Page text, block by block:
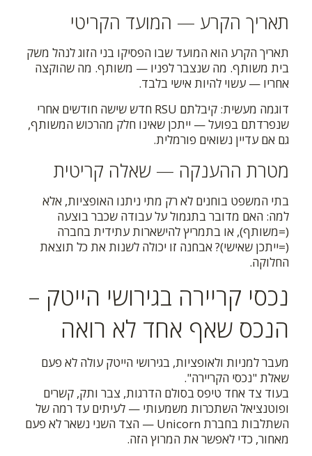
תאריך הקרע — המועד הקריטי
תאריך הקרע הוא המועד שבו הפסיקו בני הזוג לנהל משק
בית משותף. מה שנצבר לפניו — משותף. מה שהוקצה
אחריו — עשוי להיות אישי בלבד.
דוגמה מעשית: קיבלתם RSU חדש שישה חודשים אחרי
שנפרדתם בפועל — ייתכן שאינו חלק מהרכוש המשותף,
גם אם עדיין נשואים פורמלית.
מטרת ההענקה — שאלה קריטית
בתי המשפט בוחנים לא רק מתי ניתנו האופציות, אלא
למה: האם מדובר בתגמול על עבודה שכבר בוצעה
(=משותף), או בתמריץ להישארות עתידית בחברה
(=ייתכן שאישי)? אבחנה זו יכולה לשנות את כל תוצאת
החלוקה.
נכסי קריירה בגירושי הייטק –
הנכס שאף אחד לא רואה
מעבר למניות ולאופציות, בגירושי הייטק עולה לא פעם
שאלת "נכסי הקריירה".
בעוד צד אחד טיפס בסולם הדרגות, צבר ותק, קשרים
ופוטנציאל השתכרות משמעותי — לעיתים עד רמה של
השתלבות בחברת Unicorn — הצד השני נשאר לא פעם
מאחור, כדי לאפשר את המרוץ הזה.